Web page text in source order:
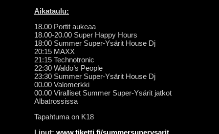
Aikataulu:
18.00 Portit aukeaa
18.00-20.00 Super Happy Hours
18:00 Summer Super-Ysärit House Dj
20:15 MAXX
21:15 Technotronic
22:30 Waldo’s People
23:30 Summer Super-Ysärit House Dj
00.00 Valomerkki
00.00 Viralliset Summer Super-Ysärit jatkot
Albatrossissa
Tapahtuma on K18
Liput: www.tiketti.fi/summersuperysarit